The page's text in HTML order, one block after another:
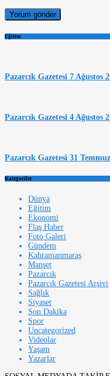
Eğitim
Pazarcık Gazetesi 7 Ağustos
Pazarcık Gazetesi 4 Ağustos
Pazarcık Gazetesi 31
Kategoriler
Dünya
Eğitim
Ekonomi
Flaş Haber
Foto Galeri
Gündem
Kahramanmaraş
Manşet
Pazarcık
Pazarcık Gazetesi Arşivi
Sağlık
Siyaset
Son Dakika
Spor
Uncategorized
Videolar
Yaşam
Yazarlar